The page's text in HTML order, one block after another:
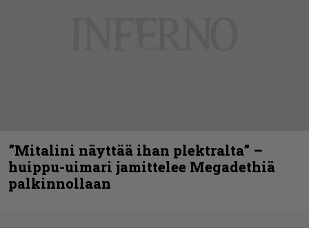
”Mitalini näyttää ihan plektralta” –
huippu-uimari jamittelee Megadethiä
palkinnollaan